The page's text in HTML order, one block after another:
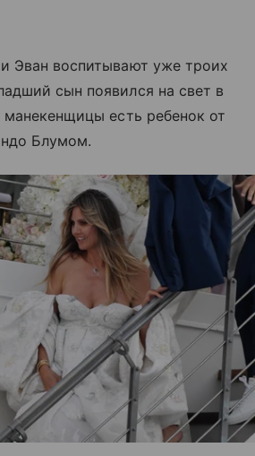
Эван воспитывают уже троих
сын появился на свет в
есть ребенок от
Блумом.